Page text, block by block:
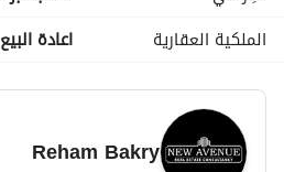
الملكية العقارية
اعادة البيع
Reham Bakry